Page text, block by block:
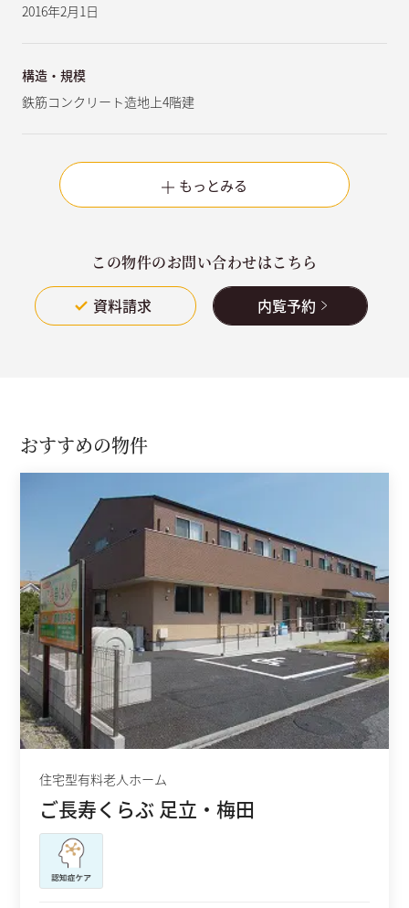
2016年2月1日
構造・規模
鉄筋コンクリート造地上4階建
もっとみる
この物件のお問い合わせはこちら
資料請求 内覧予約
おすすめの物件
住宅型有料老人ホーム
ご長寿くらぶ 足立・梅田